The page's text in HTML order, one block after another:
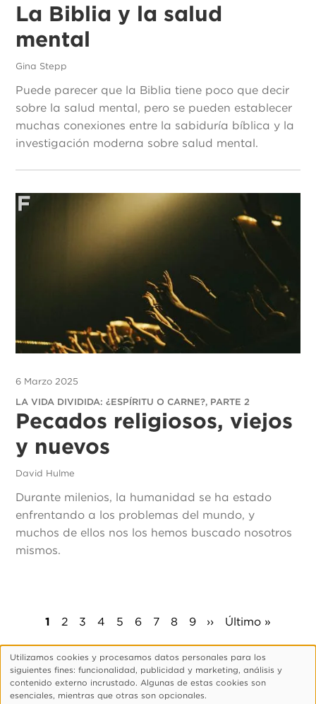
La Biblia y la salud
mental
Gina Stepp
Puede parecer que la Biblia tiene poco que decir
sobre la salud mental, pero se pueden establecer
muchas conexiones entre la sabiduría bíblica y la
investigación moderna sobre salud mental.
6 Marzo 2025
LA VIDA DIVIDIDA: ¿ESPÍRITU O CARNE?, PARTE 2
Pecados religiosos, viejos
y nuevos
David Hulme
Durante milenios, la humanidad se ha estado
enfrentando a los problemas del mundo, y
muchos de ellos nos los hemos buscado nosotros
mismos.
Página
1 Página
2 Página
3 Página
4 Página
5 Página
6 Página
7 Página
8 Página
9
Siguiente
››
Última
Último »
Footer
¿Quiénes Somos?
Aviso De Privacidad
Configurar Cookies
Uso
de
datos
Utilizamos cookies y procesamos datos personales para los
siguientes fines: funcionalidad, publicidad y marketing, análisis y
contenido externo incrustado. Algunas de estas cookies son
esenciales, mientras que otras son opcionales.